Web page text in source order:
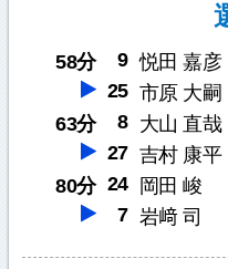
58分 9 悦田 嘉彦
25 市原 大嗣
63分
8 大山 直哉
27 吉村 康平
80分 24
岡田 峻
7 岩﨑 司